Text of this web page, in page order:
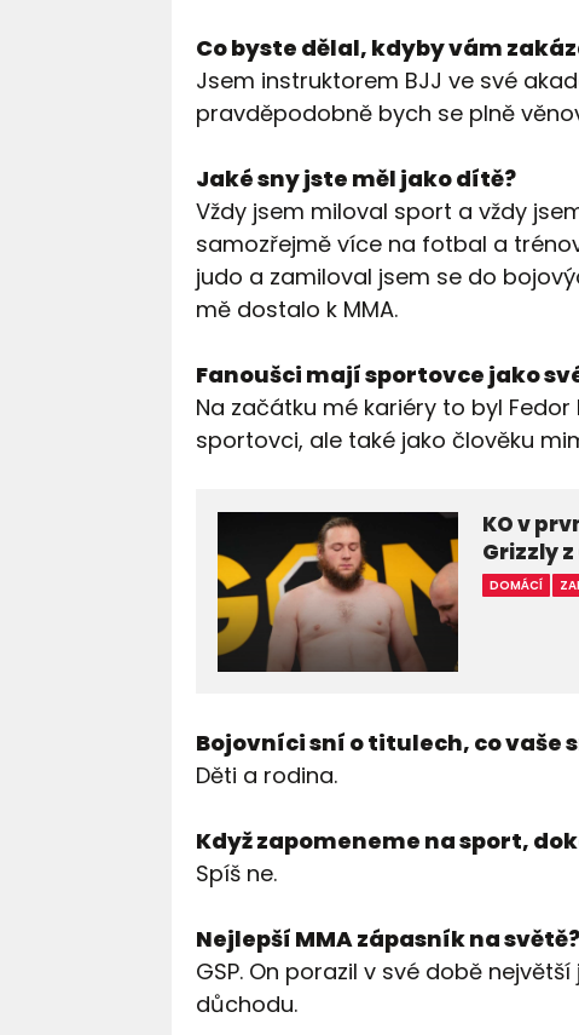
Co byste dělal, kdyby vám
Jsem instruktorem BJJ ve své
pravděpodobně bych se plně
Jaké sny jste měl jako dítě?
Vždy jsem miloval sport a vždy
samozřejmě více na fotbal a
judo a zamiloval jsem se do
mě dostalo k MMA.
Fanoušci mají sportovce jako
Na začátku mé kariéry to byl
sportovci, ale také jako člověku
KO v
Grizzly
DOMÁCÍ
Bojovníci sní o titulech, co vaše
Děti a rodina.
Když zapomeneme na sport,
Spíš ne.
Nejlepší MMA zápasník na světě?
GSP. On porazil v své době
důchodu.